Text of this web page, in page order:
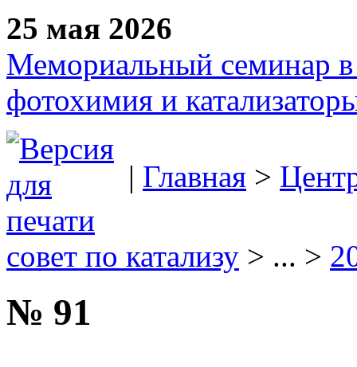
25 мая 2026
Мемориальный семинар в
фотохимия и
| Главная >
совет по катализу > ... >
№ 91